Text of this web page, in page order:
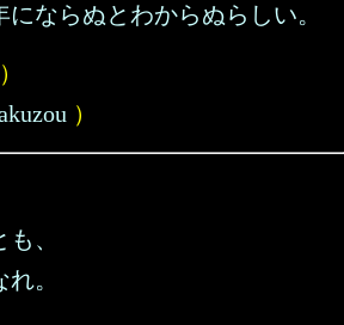
ならぬとわからぬらしい。
）
）
、
。